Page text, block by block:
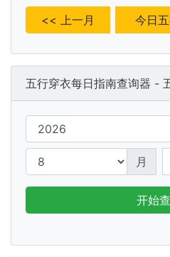
<< 上一月 今日
五行穿衣每日指南查询器 -
月
开始